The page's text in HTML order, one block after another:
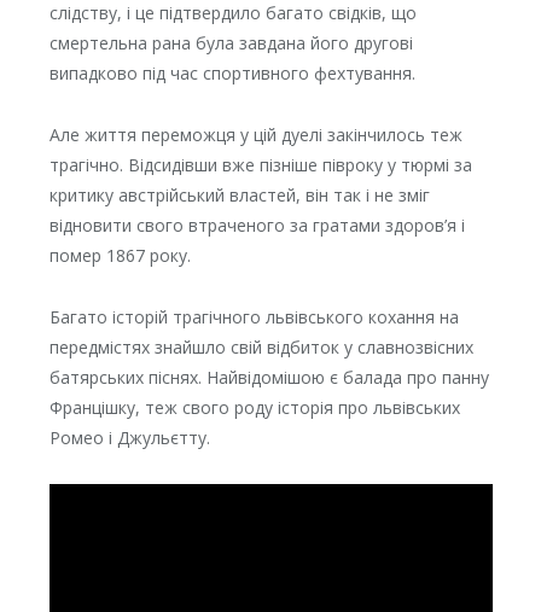
слідству, і це підтвердило багато свідків, що
смертельна рана була завдана його другові
випадково під час спортивного фехтування.
Але життя переможця у цій дуелі закінчилось теж
трагічно. Відсидівши вже пізніше півроку у тюрмі за
критику австрійський властей, він так і не зміг
відновити свого втраченого за гратами здоров’я і
помер 1867 року.
Багато історій трагічного львівського кохання на
передмістях знайшло свій відбиток у славнозвісних
батярських піснях. Найвідомішою є балада про панну
Францішку, теж свого роду історія про львівських
Ромео і Джульєтту.